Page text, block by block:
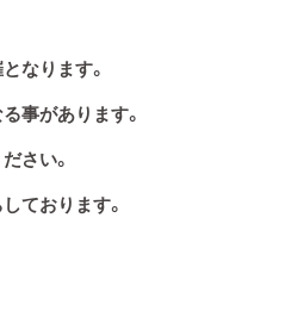
なります。
事があります。
さい。
ております。